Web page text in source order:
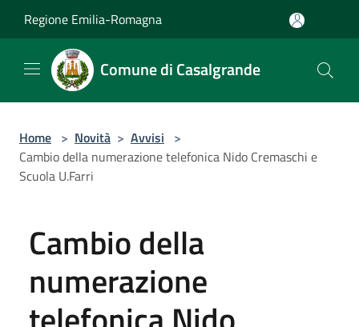
Regione Emilia-Romagna
Comune di Casalgrande
Home > Novità > Avvisi >
Cambio della numerazione telefonica Nido Cremaschi e
Scuola U.Farri
Cambio della
numerazione